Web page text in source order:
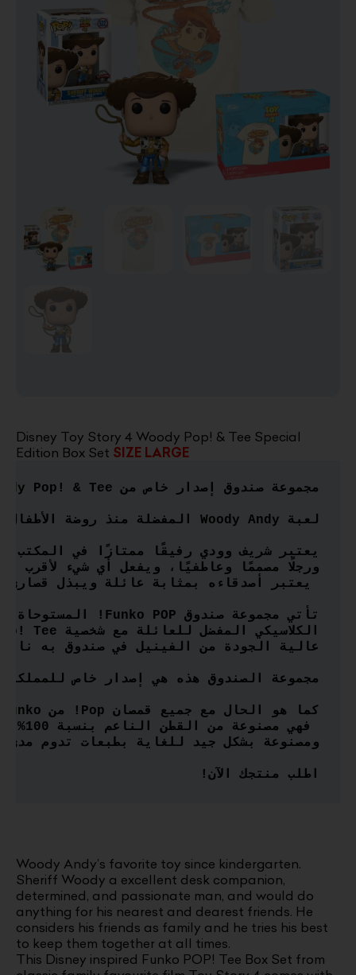
Disney Toy Story 4 Woody Pop! & Tee Special
Edition Box Set SIZE LARGE
اطلب منتجك الآن!
Woody Andy’s favorite toy since kindergarten.
Sheriff Woody a excellent desk companion,
determined, and passionate man, and would do
anything for his nearest and dearest friends. He
considers his friends as family and he tries his best
to keep them together at all times.
This Disney inspired Funko POP! Tee Box Set from